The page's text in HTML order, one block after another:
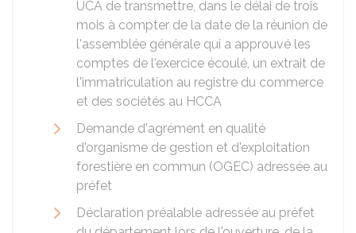
UCA de transmettre, dans le délai de trois
mois à compter de la date de la réunion de
l'assemblée générale qui a approuvé les
comptes de l'exercice écoulé, un extrait de
l'immatriculation au registre du commerce
et des sociétés au HCCA
Demande d'agrément en qualité
d'organisme de gestion et d'exploitation
forestière en commun (OGEC) adressée au
préfet
Déclaration préalable adressée au préfet